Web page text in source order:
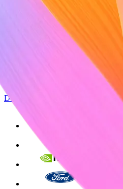
Une infrastructure
votre croissance.
proposez des
personnalisez votre
quel que soit votre
Démarrer maintenant S'inscrire